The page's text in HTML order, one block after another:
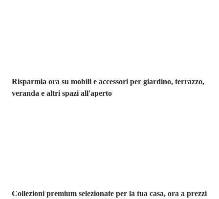
Risparmia ora su mobili e accessori per giardino, terrazzo,
veranda e altri spazi all'aperto
Collezioni premium selezionate per la tua casa, ora a prezzi